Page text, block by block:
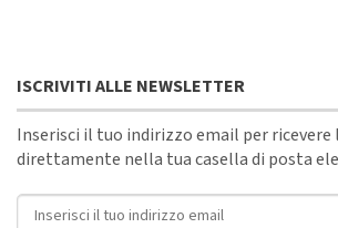
ISCRIVITI ALLE NEWSLETTER
Inserisci il tuo indirizzo email per ricevere
direttamente nella tua casella di posta
Indirizzo email